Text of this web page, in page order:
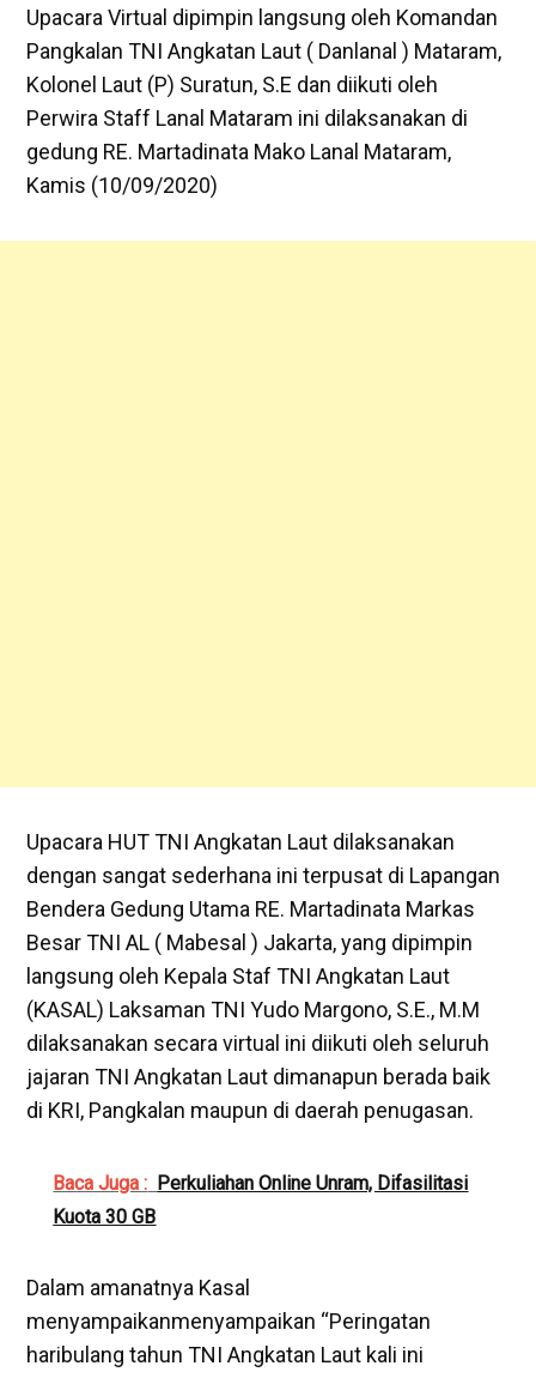
Upacara Virtual dipimpin langsung oleh Komandan
Pangkalan TNI Angkatan Laut ( Danlanal ) Mataram,
Kolonel Laut (P) Suratun, S.E dan diikuti oleh
Perwira Staff Lanal Mataram ini dilaksanakan di
gedung RE. Martadinata Mako Lanal Mataram,
Kamis (10/09/2020)
Upacara HUT TNI Angkatan Laut dilaksanakan
dengan sangat sederhana ini terpusat di Lapangan
Bendera Gedung Utama RE. Martadinata Markas
Besar TNI AL ( Mabesal ) Jakarta, yang dipimpin
langsung oleh Kepala Staf TNI Angkatan Laut
(KASAL) Laksaman TNI Yudo Margono, S.E., M.M
dilaksanakan secara virtual ini diikuti oleh seluruh
jajaran TNI Angkatan Laut dimanapun berada baik
di KRI, Pangkalan maupun di daerah penugasan.
Baca Juga : Perkuliahan Online Unram, Difasilitasi
Kuota 30 GB
Dalam amanatnya Kasal
menyampaikanmenyampaikan “Peringatan
haribulang tahun TNI Angkatan Laut kali ini